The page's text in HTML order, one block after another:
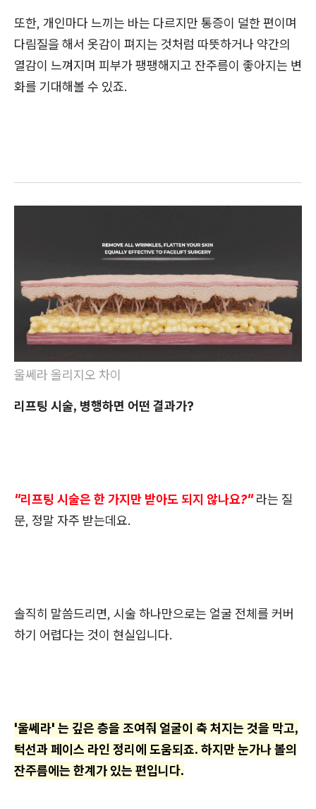
또한, 개인마다 느끼는 바는 다르지만 통증이 덜한 편이며
다림질을 해서 옷감이 펴지는 것처럼 따뜻하거나 약간의
열감이 느껴지며 피부가 팽팽해지고 잔주름이 좋아지는 변
화를 기대해볼 수 있죠.
울쎄라 올리지오 차이
리프팅 시술, 병행하면 어떤 결과가?
"리프팅 시술은 한 가지만 받아도 되지 않나요?"라는 질
문, 정말 자주 받는데요.
솔직히 말씀드리면, 시술 하나만으로는 얼굴 전체를 커버
하기 어렵다는 것이 현실입니다.
'울쎄라' 는 깊은 층을 조여줘 얼굴이 축 처지는 것을 막고,
턱선과 페이스 라인 정리에 도움되죠. 하지만 눈가나 볼의
잔주름에는 한계가 있는 편입니다.